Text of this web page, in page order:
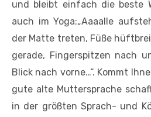
und bleibt einfach die beste
auch im Yoga:„Aaaalle
der Matte treten, Füße
gerade, Fingerspitzen nach
Blick nach vorne…“. Kommt
gute alte Muttersprache
in der größten Sprach- und